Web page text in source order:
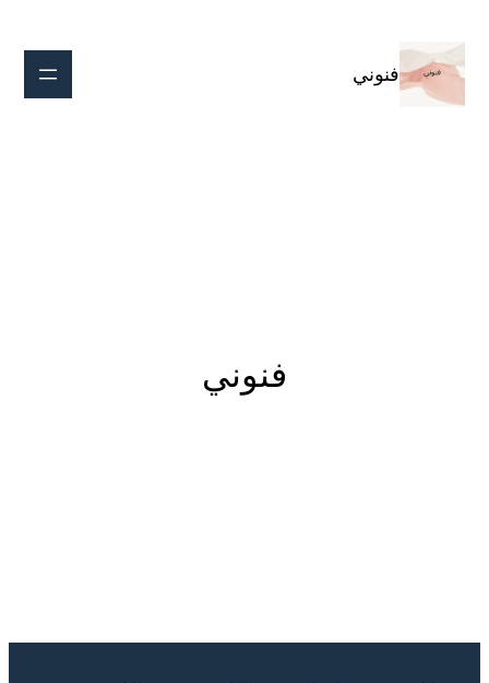
المحتوى
فنوني
فنوني